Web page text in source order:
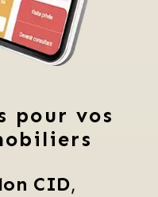
pour vos
CID,